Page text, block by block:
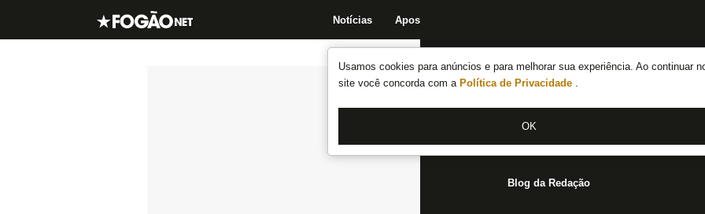
Usamos cookies para anúncios e para melhorar sua experiência. Ao continuar
site você concorda com a Política de Privacidade .
OK
Notícias Apostas
Notícias do Botafogo
Fórum
Jogos
Blog da Redação